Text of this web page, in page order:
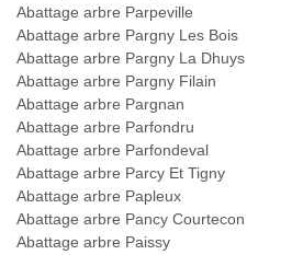
Abattage arbre Parpeville
Abattage arbre Pargny Les Bois
Abattage arbre Pargny La Dhuys
Abattage arbre Pargny Filain
Abattage arbre Pargnan
Abattage arbre Parfondru
Abattage arbre Parfondeval
Abattage arbre Parcy Et Tigny
Abattage arbre Papleux
Abattage arbre Pancy Courtecon
Abattage arbre Paissy